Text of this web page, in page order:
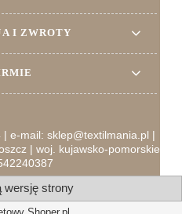
I ZWROTY
e-mail: sklep@textilmania.pl |
| woj. kujawsko-pomorskie
wersję strony